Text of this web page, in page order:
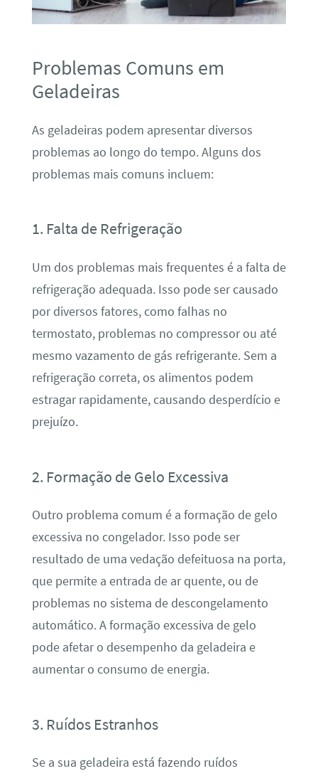
Problemas Comuns em
Geladeiras
As geladeiras podem apresentar diversos
problemas ao longo do tempo. Alguns dos
problemas mais comuns incluem:
1. Falta de Refrigeração
Um dos problemas mais frequentes é a falta de
refrigeração adequada. Isso pode ser causado
por diversos fatores, como falhas no
termostato, problemas no compressor ou até
mesmo vazamento de gás refrigerante. Sem a
refrigeração correta, os alimentos podem
estragar rapidamente, causando desperdício e
prejuízo.
2. Formação de Gelo Excessiva
Outro problema comum é a formação de gelo
excessiva no congelador. Isso pode ser
resultado de uma vedação defeituosa na porta,
que permite a entrada de ar quente, ou de
problemas no sistema de descongelamento
automático. A formação excessiva de gelo
pode afetar o desempenho da geladeira e
aumentar o consumo de energia.
3. Ruídos Estranhos
Se a sua geladeira está fazendo ruídos